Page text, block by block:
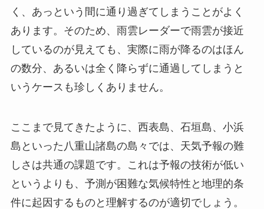
く、あっという間に通り過ぎてしまうことがよく
あります。そのため、雨雲レーダーで雨雲が接近
しているのが見えても、実際に雨が降るのはほん
の数分、あるいは全く降らずに通過してしまうと
いうケースも珍しくありません。
ここまで見てきたように、西表島、石垣島、小浜
島といった八重山諸島の島々では、天気予報の難
しさは共通の課題です。これは予報の技術が低い
というよりも、予測が困難な気候特性と地理的条
件に起因するものと理解するのが適切でしょう。